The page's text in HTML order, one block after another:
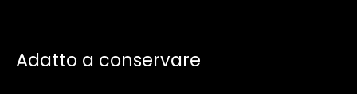
Adatto a conservare